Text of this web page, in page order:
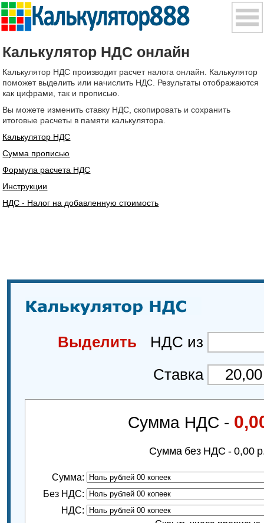
Калькулятор НДС онлайн
Калькулятор НДС производит расчет налога онлайн. Калькулятор
поможет выделить или начислить НДС. Результаты отображаются
как цифрами, так и прописью.
Вы можете изменить ставку НДС, скопировать и сохранить
итоговые расчеты в памяти калькулятора.
Калькулятор НДС
Сумма прописью
Формула расчета НДС
Инструкции
НДС - Налог на добавленную стоимость
Выделить
НДС из
Ставка
Сумма НДС -
Сумма без НДС -0,00
Сумма:
Без НДС:
НДС: